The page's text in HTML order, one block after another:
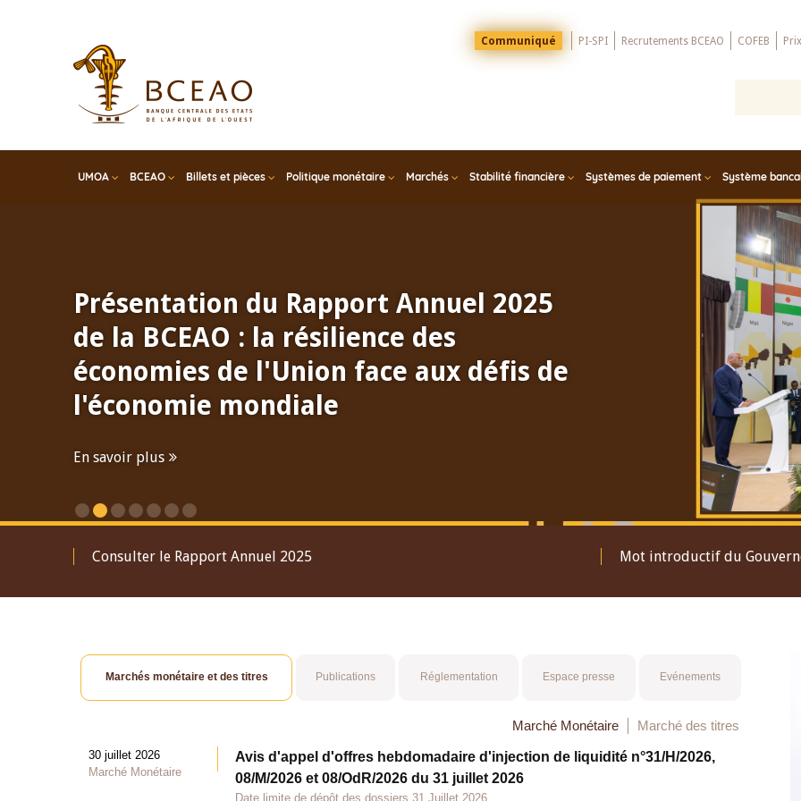
Menu
Top
Communiqué PI-SPI Recrutements BCEAO COFEB
UMOA BCEAO Billets et pièces Politique monétaire Marchés Stabilité financière Systèmes de paiement Système
Présentation du Rapport Annuel 2025
de la BCEAO : la résilience des
économies de l'Union face aux défis de
l'économie mondiale
En savoir plus
Consulter le Rapport Annuel 2025 Mot introductif du
Marchés monétaire et des titres Publications Réglementation Espace presse Evénements
Marché Monétaire Marché des titres
30 juillet 2026
Marché Monétaire
Avis d'appel d'offres hebdomadaire d'injection de liquidité n°31/H/2026,
08/M/2026 et 08/OdR/2026 du 31 juillet 2026
Date limite de dépôt des dossiers 31 Juillet 2026